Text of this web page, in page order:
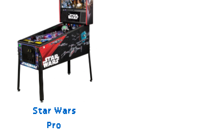
Star Wars
Pro